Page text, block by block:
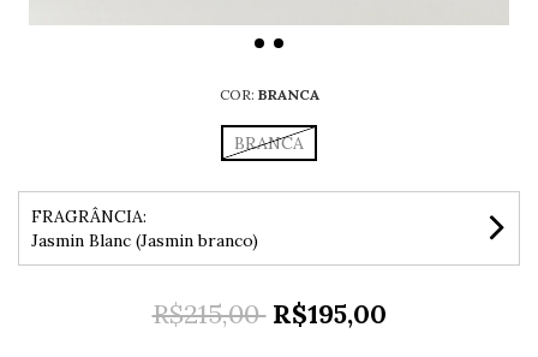
COR: BRANCA
BRANCA
FRAGRÂNCIA:
Jasmin Blanc (Jasmin branco)
R$215,00 R$195,00